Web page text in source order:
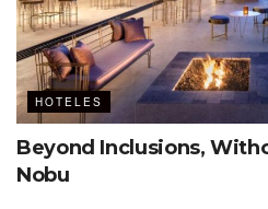
HOTELES
Beyond Inclusions,
Nobu